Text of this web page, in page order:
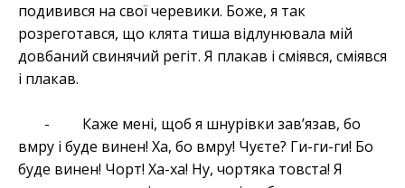
подивився на свої черевики. Боже, я так
розреготався, що клята тиша відлунювала мій
довбаний свинячий регіт. Я плакав і сміявся, сміявся
і плакав.
- Каже мені, щоб я шнурівки зав’язав, бо
вмру і буде винен! Ха, бо вмру! Чуєте? Ги-ги-ги! Бо
буде винен! Чорт! Ха-ха! Ну, чортяка товста! Я